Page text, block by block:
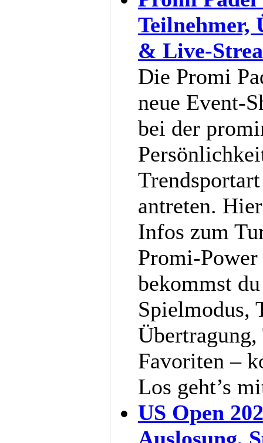
Teilnehmer,
& Live-
Die Promi
neue Event-
bei der
antreten.
Infos zum
Promi-
bekommst
Spielmodus,
Favoriten –
Los geht’s
US Open